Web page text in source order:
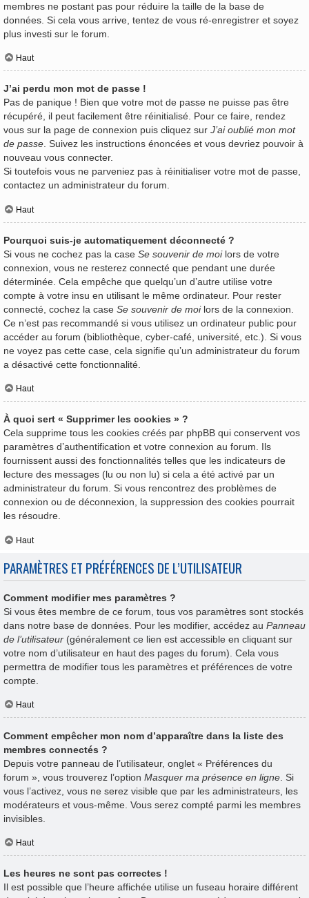
membres ne postant pas pour réduire la taille de la base de
données. Si cela vous arrive, tentez de vous ré-enregistrer et soyez
plus investi sur le forum.
Haut
J’ai perdu mon mot de passe !
Pas de panique ! Bien que votre mot de passe ne puisse pas être
récupéré, il peut facilement être réinitialisé. Pour ce faire, rendez
vous sur la page de connexion puis cliquez sur J’ai oublié mon mot
de passe. Suivez les instructions énoncées et vous devriez pouvoir à
nouveau vous connecter.
Si toutefois vous ne parveniez pas à réinitialiser votre mot de passe,
contactez un administrateur du forum.
Haut
Pourquoi suis-je automatiquement déconnecté ?
Si vous ne cochez pas la case Se souvenir de moilors de votre
connexion, vous ne resterez connecté que pendant une durée
déterminée. Cela empêche que quelqu’un d’autre utilise votre
compte à votre insu en utilisant le même ordinateur. Pour rester
connecté, cochez la case Se souvenir de moilors de la connexion.
Ce n’est pas recommandé si vous utilisez un ordinateur public pour
accéder au forum (bibliothèque, cyber-café, université, etc.). Si vous
ne voyez pas cette case, cela signifie qu’un administrateur du forum
a désactivé cette fonctionnalité.
Haut
À quoi sert « Supprimer les cookies » ?
Cela supprime tous les cookies créés par phpBB qui conservent vos
paramètres d’authentification et votre connexion au forum. Ils
fournissent aussi des fonctionnalités telles que les indicateurs de
lecture des messages (lu ou non lu) si cela a été activé par un
administrateur du forum. Si vous rencontrez des problèmes de
connexion ou de déconnexion, la suppression des cookies pourrait
les résoudre.
Haut
PARAMÈTRES ET PRÉFÉRENCES DE L’UTILISATEUR
Comment modifier mes paramètres ?
Si vous êtes membre de ce forum, tous vos paramètres sont stockés
dans notre base de données. Pour les modifier, accédez au Panneau
de l’utilisateur (généralement ce lien est accessible en cliquant sur
votre nom d’utilisateur en haut des pages du forum). Cela vous
permettra de modifier tous les paramètres et préférences de votre
compte.
Haut
Comment empêcher mon nom d’apparaître dans la liste des
membres connectés ?
Depuis votre panneau de l’utilisateur, onglet « Préférences du
forum », vous trouverez l’option Masquer ma présence en ligne . Si
vous l’activez, vous ne serez visible que par les administrateurs, les
modérateurs et vous-même. Vous serez compté parmi les membres
invisibles.
Haut
Les heures ne sont pas correctes !
Il est possible que l’heure affichée utilise un fuseau horaire différent